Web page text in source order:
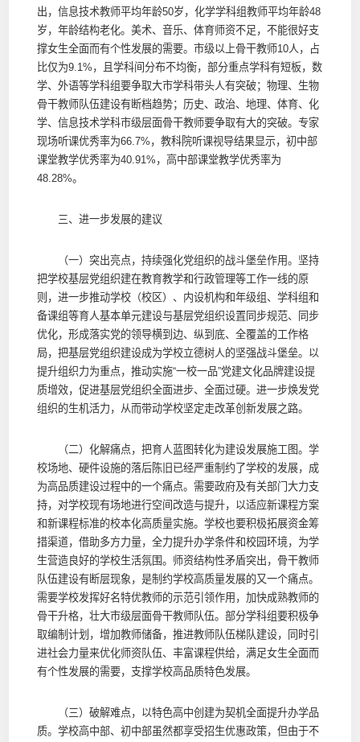
出，信息技术教师平均年龄50岁，化学学科组教师平均年龄48
岁，年龄结构老化。美术、音乐、体育师资不足，不能很好支
撑女生全面而有个性发展的需要。市级以上骨干教师10人，占
比仅为9.1%，且学科间分布不均衡，部分重点学科有短板，数
学、外语等学科组要争取大市学科带头人有突破；物理、生物
骨干教师队伍建设有断档趋势；历史、政治、地理、体育、化
学、信息技术学科市级层面骨干教师要争取有大的突破。专家
现场听课优秀率为66.7%，教科院听课视导结果显示，初中部
课堂教学优秀率为40.91%，高中部课堂教学优秀率为
48.28%。
三、进一步发展的建议
（一）突出亮点，持续强化党组织的战斗堡垒作用。坚持
把学校基层党组织建在教育教学和行政管理等工作一线的原
则，进一步推动学校（校区）、内设机构和年级组、学科组和
备课组等育人基本单元建设与基层党组织设置同步规范、同步
优化，形成落实党的领导横到边、纵到底、全覆盖的工作格
局，把基层党组织建设成为学校立德树人的坚强战斗堡垒。以
提升组织力为重点，推动实施“一校一品”党建文化品牌建设提
质增效，促进基层党组织全面进步、全面过硬。进一步焕发党
组织的生机活力，从而带动学校坚定走改革创新发展之路。
（二）化解痛点，把育人蓝图转化为建设发展施工图。学
校场地、硬件设施的落后陈旧已经严重制约了学校的发展，成
为高品质建设过程中的一个痛点。需要政府及有关部门大力支
持，对学校现有场地进行空间改造与提升，以适应新课程方案
和新课程标准的校本化高质量实施。学校也要积极拓展资金筹
措渠道，借助多方力量，全力提升办学条件和校园环境，为学
生营造良好的学校生活氛围。师资结构性矛盾突出，骨干教师
队伍建设有断层现象，是制约学校高质量发展的又一个痛点。
需要学校发挥好名特优教师的示范引领作用，加快成熟教师的
骨干升格，壮大市级层面骨干教师队伍。部分学科组要积极争
取编制计划，增加教师储备，推进教师队伍梯队建设，同时引
进社会力量来优化师资队伍、丰富课程供给，满足女生全面而
有个性发展的需要，支撑学校高品质特色发展。
（三）破解难点，以特色高中创建为契机全面提升办学品
质。学校高中部、初中部虽然都享受招生优惠政策，但由于不